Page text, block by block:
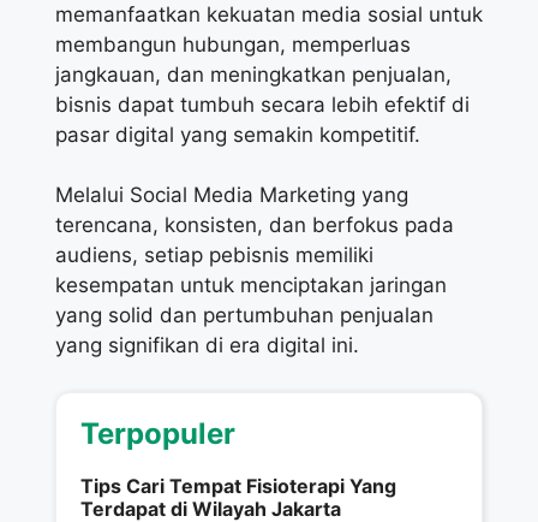
memanfaatkan kekuatan media sosial untuk
membangun hubungan, memperluas
jangkauan, dan meningkatkan penjualan,
bisnis dapat tumbuh secara lebih efektif di
pasar digital yang semakin kompetitif.
Melalui Social Media Marketing yang
terencana, konsisten, dan berfokus pada
audiens, setiap pebisnis memiliki
kesempatan untuk menciptakan jaringan
yang solid dan pertumbuhan penjualan
yang signifikan di era digital ini.
Terpopuler
Tips Cari Tempat Fisioterapi Yang
Terdapat di Wilayah Jakarta